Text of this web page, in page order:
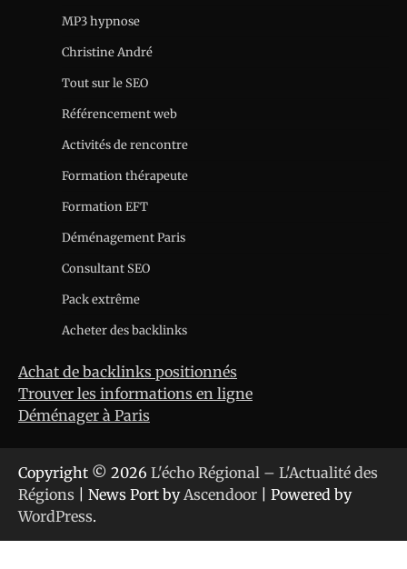
MP3 hypnose
Christine André
Tout sur le SEO
Référencement web
Activités de rencontre
Formation thérapeute
Formation EFT
Déménagement Paris
Consultant SEO
Pack extrême
Acheter des backlinks
Achat de backlinks positionnés
Trouver les informations en ligne
Déménager à Paris
Copyright © 2026 L'écho Régional – L'Actualité des
Régions | News Port byAscendoor | Powered by
WordPress.